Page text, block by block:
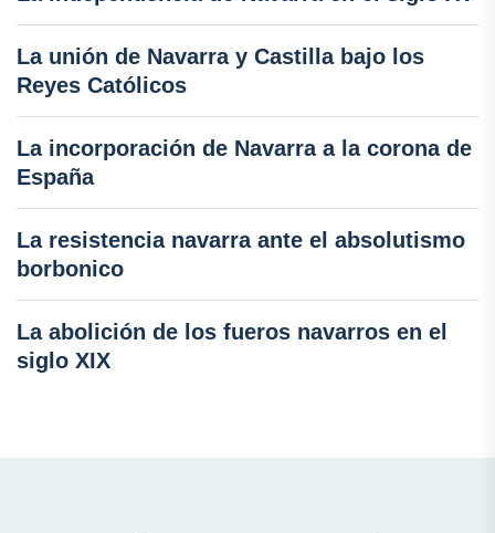
La unión de Navarra y Castilla bajo los
Reyes Católicos
La incorporación de Navarra a la corona de
España
La resistencia navarra ante el absolutismo
borbonico
La abolición de los fueros navarros en el
siglo XIX